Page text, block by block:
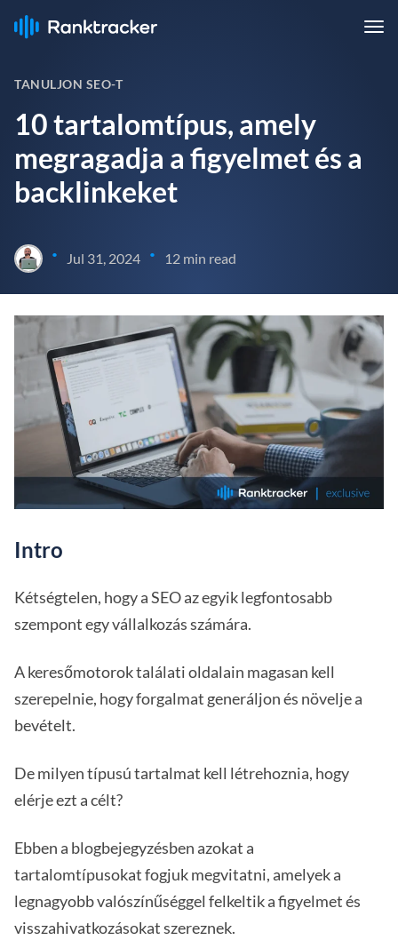
TANULJON SEO-T
10 tartalomtípus, amely
megragadja a figyelmet és a
backlinkeket
• Jul 31, 2024 • 12 min read
Intro
Kétségtelen, hogy a SEO az egyik legfontosabb
szempont egy vállalkozás számára.
A keresőmotorok találati oldalain magasan kell
szerepelnie, hogy forgalmat generáljon és növelje a
bevételt.
De milyen típusú tartalmat kell létrehoznia, hogy
elérje ezt a célt?
Ebben a blogbejegyzésben azokat a
tartalomtípusokat fogjuk megvitatni, amelyek a
legnagyobb valószínűséggel felkeltik a figyelmet és
visszahivatkozásokat szereznek.